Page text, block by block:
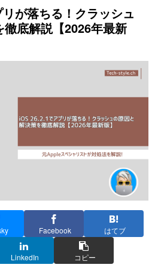
が落ちる！クラッシュ
底解説【2026年最新
Facebook はてブ
LinkedIn コピー